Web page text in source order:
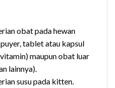
obat pada hewan
tablet atau kapsul
maupun obat luar
lainnya).
susu pada kitten.